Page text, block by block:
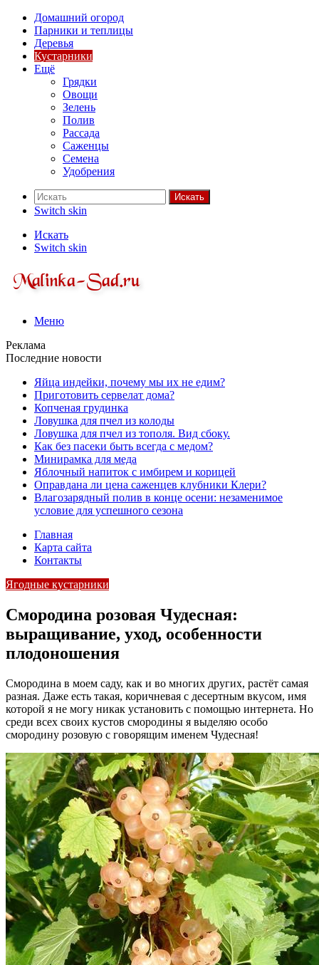
Домашний огород
Парники и теплицы
Деревья
Кустарники
Ещё
Грядки
Овощи
Зелень
Полив
Рассада
Саженцы
Семена
Удобрения
Искать
Switch skin
Искать
Switch skin
Меню
Реклама
Последние новости
Яйца индейки, почему мы их не едим?
Приготовить сервелат⁠⁠ дома?
Копченая грудинка
Ловушка для пчел из колоды
Ловушка для пчел из тополя. Вид сбоку.
Как без пасеки быть всегда с медом?
Минирамка для меда
Яблочный напиток с имбирем и корицей
Оправдана ли цена саженцев клубники Клери?
Влагозарядный полив в конце осени: незаменимое
условие для успешного сезона
Главная
Карта сайта
Контакты
Ягодные кустарники
Смородина розовая Чудесная:
выращивание, уход, особенности
плодоношения
Смородина в моем саду, как и во многих других, растёт самая
разная. Даже есть такая, коричневая с десертным вкусом, имя
которой я не могу никак установить с помощью интернета. Но
среди всех своих кустов смородины я выделяю особо
смородину розовую с говорящим именем Чудесная!